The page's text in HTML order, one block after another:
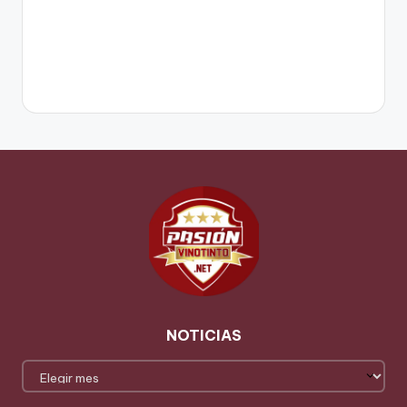
NOTICIAS
NOTICIAS